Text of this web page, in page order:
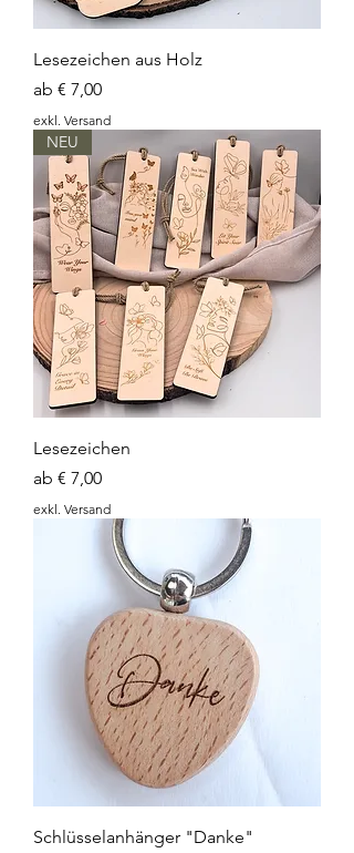
Lesezeichen aus Holz
ab € 7,00
Sale-Preis
exkl. Versand
NEU
Lesezeichen
ab € 7,00
Sale-Preis
exkl. Versand
Schlüsselanhänger "Danke"